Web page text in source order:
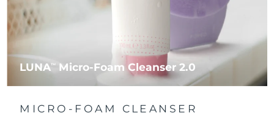
LUNATM Micro-Foam Cleanser 2.0
MICRO-FOAM CLEANSER